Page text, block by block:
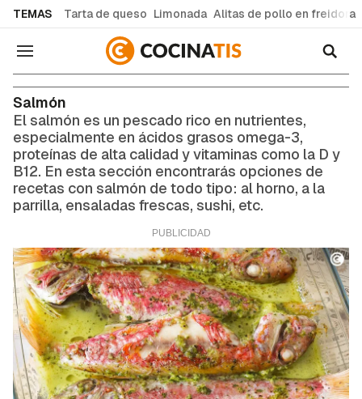
TEMAS Tarta de queso Limonada Alitas de pollo en freidora
Navegación
Salmón
El salmón es un pescado rico en nutrientes,
especialmente en ácidos grasos omega-3,
proteínas de alta calidad y vitaminas como la D y
B12. En esta sección encontrarás opciones de
recetas con salmón de todo tipo: al horno, a la
parrilla, ensaladas frescas, sushi, etc.